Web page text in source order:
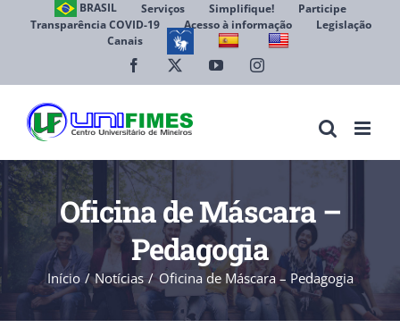
BRASIL Serviços Simplifique!
Participe
Transparência COVID-19
Acesso à informação
Legislação
Canais
Facebook YouTubeInstagram
Oficina de Máscara –
Pedagogia
Início Notícias Oficina de Máscara – Pedagogia